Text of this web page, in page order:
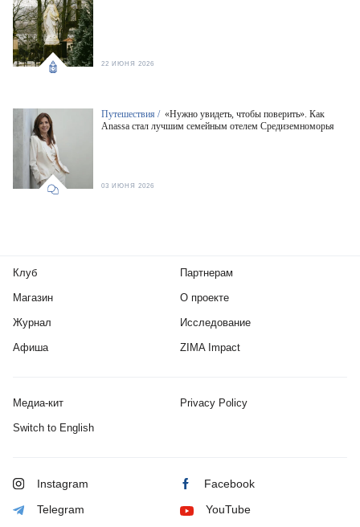
22 ИЮНЯ 2026
Путешествия / «Нужно увидеть, чтобы поверить». Как
Anassa стал лучшим семейным отелем Средиземноморья
03 ИЮНЯ 2026
Клуб
Магазин
Журнал
Афиша
Партнерам
О проекте
Исследование
ZIMA Impact
Медиа-кит Privacy Policy
Switch to English
Instagram Facebook
Telegram YouTube